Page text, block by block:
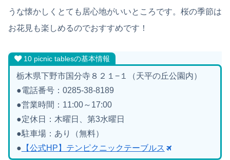
うな懐かしくとても居心地がいいところです。桜の季節は
お花見も楽しめるのでおすすめです！
10 picnic tablesの基本情報
栃木県下野市国分寺８２１−１（天平の丘公園内）
●電話番号：0285-38-8189
●営業時間：11:00～17:00
●定休日：木曜日、第3水曜日
●駐車場：あり（無料）
● 【公式HP】テンピクニックテーブルス